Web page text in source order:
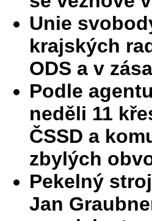
Unie
krajských
ODS a v
Podle
neděli 11
ČSSD a
zbylých
Pekelný
Jan